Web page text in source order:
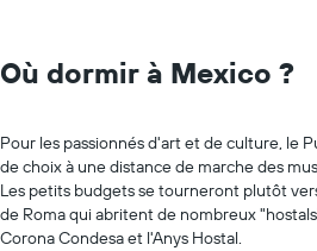
Où dormir à Mexico ?
Pour les passionnés d'art et de culture, le
de choix à une distance de marche des
Les petits budgets se tourneront plutôt
de Roma qui abritent de nombreux
Corona Condesa et l'Anys Hostal.